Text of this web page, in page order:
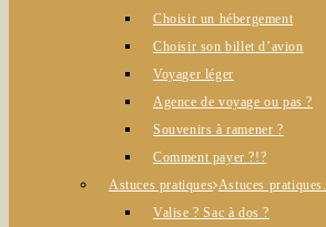
Choisir un hébergement
Choisir son billet d’avion
Voyager léger
Agence de voyage ou pas ?
Souvenirs à ramener ?
Comment payer ?!?
Astuces pratiques Astuces pratiques.
Valise ? Sac à dos ?